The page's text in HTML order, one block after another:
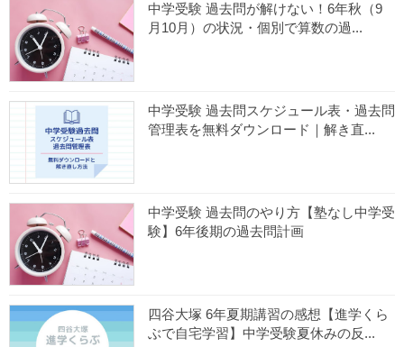
中学受験 過去問が解けない！6年秋（9
月10月）の状況・個別で算数の過...
中学受験 過去問スケジュール表・過去問
管理表を無料ダウンロード｜解き直...
中学受験 過去問のやり方【塾なし中学受
験】6年後期の過去問計画
四谷大塚 6年夏期講習の感想【進学くら
ぶで自宅学習】中学受験夏休みの反...